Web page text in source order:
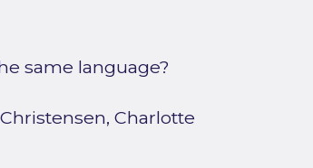
same language?
Christensen, Charlotte